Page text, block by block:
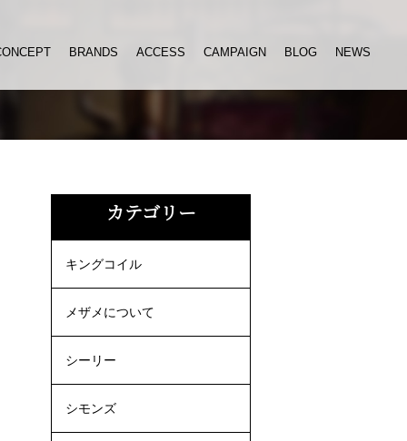
BRANDS ACCESS CAMPAIGN BLOG NEWS
カテゴリー
キングコイル
メザメについて
シーリー
シモンズ